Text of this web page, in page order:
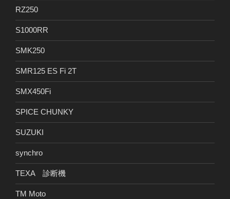
RZ250
S1000RR
SMK250
SMR125 ES Fi 2T
SMX450Fi
SPICE CHUNKY
SUZUKI
synchro
TEXA 診断機
TM Moto